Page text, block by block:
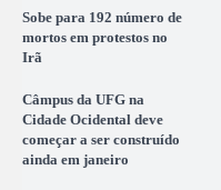
Sobe para 192 número de
mortos em protestos no
Irã
Câmpus da UFG na
Cidade Ocidental deve
começar a ser construído
ainda em janeiro